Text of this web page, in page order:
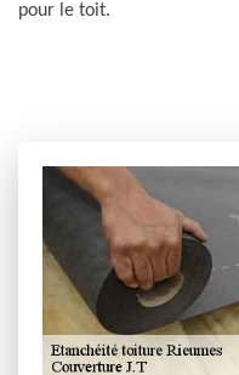
pour le toit.